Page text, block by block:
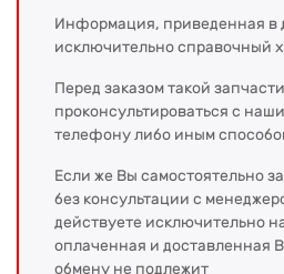
Информация, приведенная в
исключительно справочный
Перед заказом такой
проконсультироваться с
телефону либо иным
Если же Вы самостоятельно
без консультации с
действуете исключительно
оплаченная и доставленная
обмену не подлежит